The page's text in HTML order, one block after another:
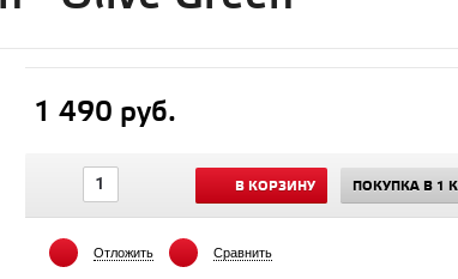
1 490 руб.
В КОРЗИНУ ПОКУПКА В 1
Отложить Сравнить